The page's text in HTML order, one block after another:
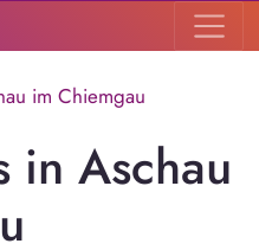
im Chiemgau
in Aschau